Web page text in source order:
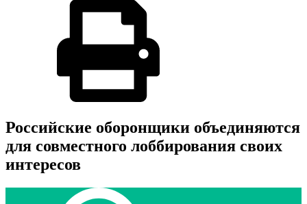
Российские оборонщики объединяются
для совместного лоббирования своих
интересов